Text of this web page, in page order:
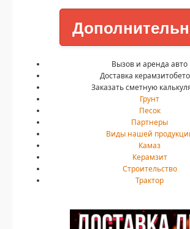
Вызов и аренда авто
Доставка
Заказать сметную
Грунт
Песок
Партнеры
Виды нашей
Камаз
Керамзит
Строительство
Трактор